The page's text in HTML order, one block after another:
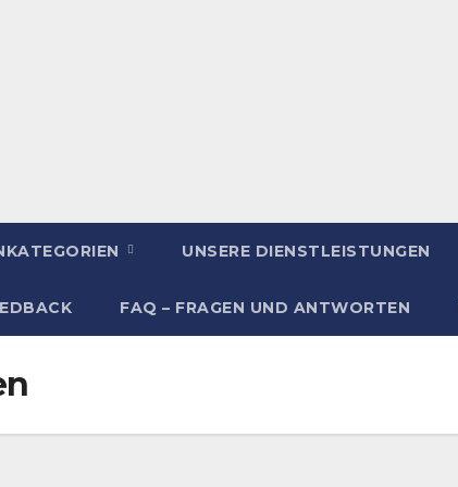
UNSERE DIENSTLEISTUNGEN
FAQ – FRAGEN UND ANTWORTEN